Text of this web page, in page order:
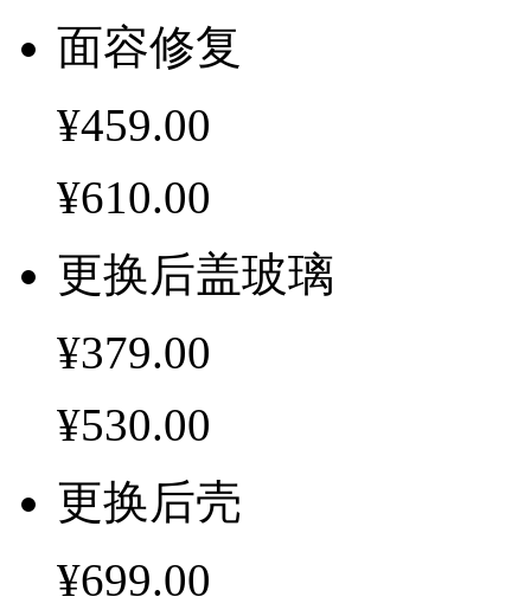
面容修复
¥459.00
¥610.00
更换后盖玻璃
¥379.00
¥530.00
更换后壳
¥699.00